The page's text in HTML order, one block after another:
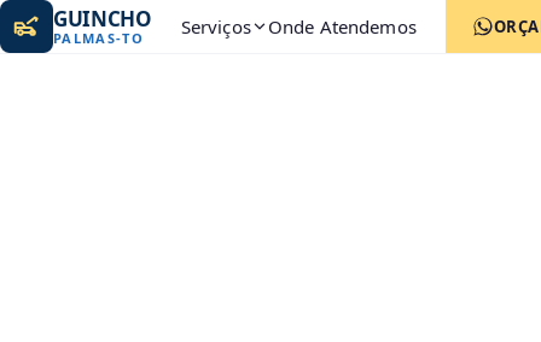
GUINCHO
PALMAS-TO Serviços Onde Atendemos